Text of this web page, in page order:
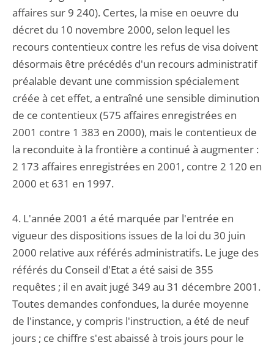
affaires sur 9 240). Certes, la mise en oeuvre du
décret du 10 novembre 2000, selon lequel les
recours contentieux contre les refus de visa doivent
désormais être précédés d'un recours administratif
préalable devant une commission spécialement
créée à cet effet, a entraîné une sensible diminution
de ce contentieux (575 affaires enregistrées en
2001 contre 1 383 en 2000), mais le contentieux de
la reconduite à la frontière a continué à augmenter :
2 173 affaires enregistrées en 2001, contre 2 120 en
2000 et 631 en 1997.
4. L'année 2001 a été marquée par l'entrée en
vigueur des dispositions issues de la loi du 30 juin
2000 relative aux référés administratifs. Le juge des
référés du Conseil d'Etat a été saisi de 355
requêtes ; il en avait jugé 349 au 31 décembre 2001.
Toutes demandes confondues, la durée moyenne
de l'instance, y compris l'instruction, a été de neuf
jours ; ce chiffre s'est abaissé à trois jours pour le